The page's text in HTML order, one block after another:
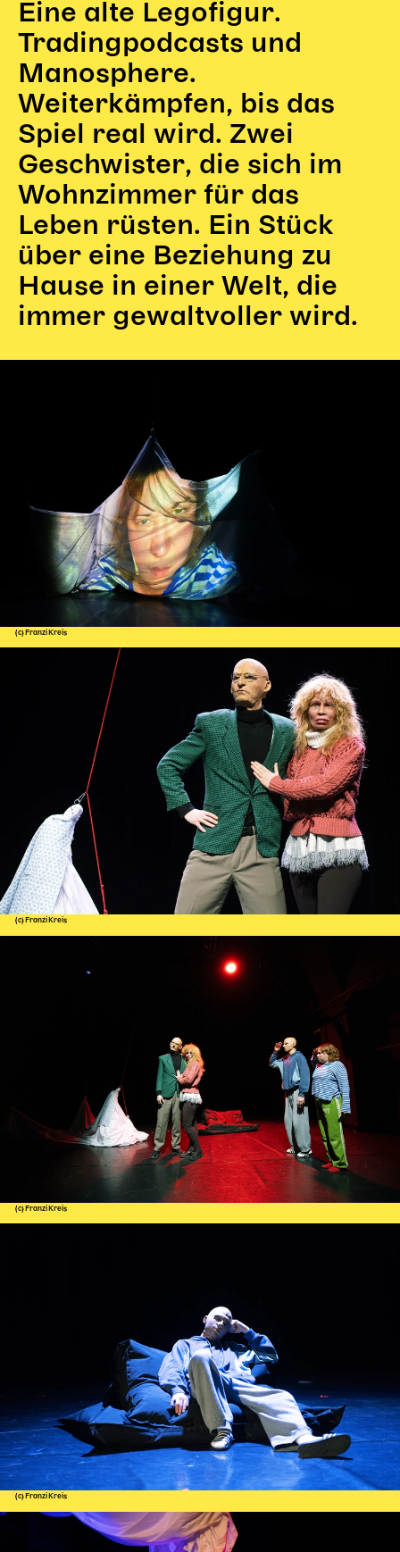
Partnerklasse + Partnerschule
Schulabenteuernacht
Probenklasse
Theaterklasse
Vorstellungen für pädagogische Institutionen
Angebote für Pädagog*innen
PädagogikClub
Sommerfest
Open House
Newsletter für pädagogische Institutionen
DIGITALE BÜHNE
Gl!tch4
Unser Blog
Team
Künstler*innen 2025/26
Bühnen + Studios
Leitlinien
Kulturpatenschaft
Partner*innen
20 Jahre Dschungel Wien
SERVICE
Karten + Preise
Anfahrt
Vermietung
Café
Newsletter
SPENDEN + FÖRDERN
Eine alte Legofigur.
Tradingpodcasts und
Manosphere.
Weiterkämpfen, bis das
Spiel real wird. Zwei
Geschwister, die sich im
Wohnzimmer für das
Leben rüsten. Ein Stück
über eine Beziehung zu
Hause in einer Welt, die
immer gewaltvoller wird.
(c) Franzi Kreis
(c) Franzi Kreis
(c) Franzi Kreis
(c) Franzi Kreis